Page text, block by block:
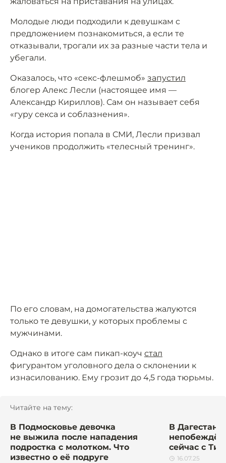
Молодые люди подходили к девушкам с
предложением познакомиться, а если те
отказывали, трогали их за разные части тела и
убегали.
Оказалось, что «cекс-флешмоб» запустил
блогер Алекс Лесли (настоящее имя —
Александр Кириллов). Сам он называет себя
«гуру секса и соблазнения».
Когда история попала в СМИ, Лесли призвал
учеников продолжить «телесный тренинг».
По его словам, на домогательства жалуются
только те девушки, у которых проблемы с
мужчинами.
Однако в итоге сам пикап-коуч стал
фигурантом уголовного дела о склонении к
изнасилованию. Ему грозит до 4,5 года тюрьмы.
Читайте на тему:
В Подмосковье девочка
не выжила после нападения
подростка с молотком. Что
известно о её подруге
В Дагестане
сейчас с
16.07.25